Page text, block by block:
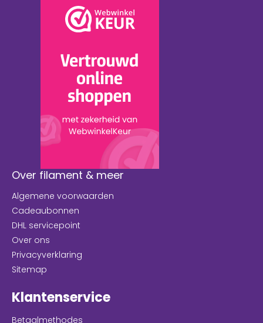
Over filament & meer
Algemene voorwaarden
Cadeaubonnen
DHL servicepoint
Over ons
Privacyverklaring
Sitemap
Klantenservice
Betaalmethodes